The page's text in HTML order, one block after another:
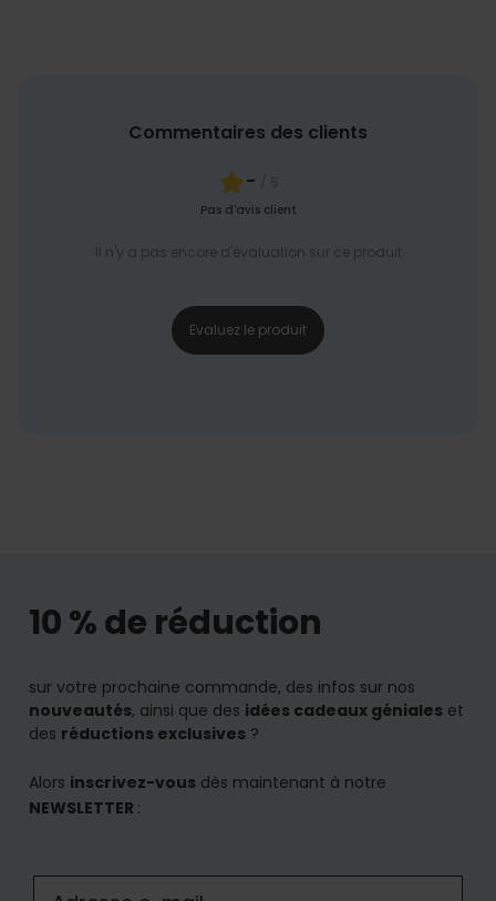
Commentaires des clients
- / 5
Pas d'avis client
Il n'y a pas encore d'évaluation sur ce produit
Evaluez le produit
10 % de réduction
sur votre prochaine commande, des infos sur nos
nouveautés, ainsi que des idées cadeaux géniales et
des réductions exclusives ?
Alors inscrivez-vous dès maintenant à notre
NEWSLETTER :